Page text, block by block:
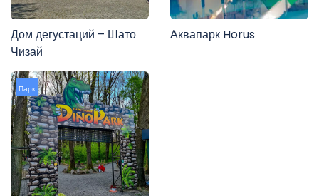
Дом дегустаций – Шато
Чизай
Аквапарк Horus
Парк